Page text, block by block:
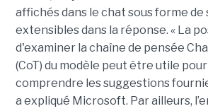
affichés dans le chat sous forme
extensibles dans la réponse. « La
d'examiner la chaîne de pensée
(CoT) du modèle peut être utile
comprendre les suggestions
a expliqué Microsoft. Par ailleurs,